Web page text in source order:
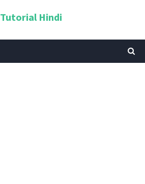
Tutorial Hindi